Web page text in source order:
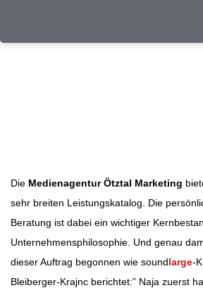
Die Medienagentur Ötztal Marketing
sehr breiten Leistungskatalog. Die
Beratung ist dabei ein wichtiger
Unternehmensphilosophie. Und genau
dieser Auftrag begonnen wie soundlarge-
Bleiberger-Krajnc berichtet:” Naja zuerst